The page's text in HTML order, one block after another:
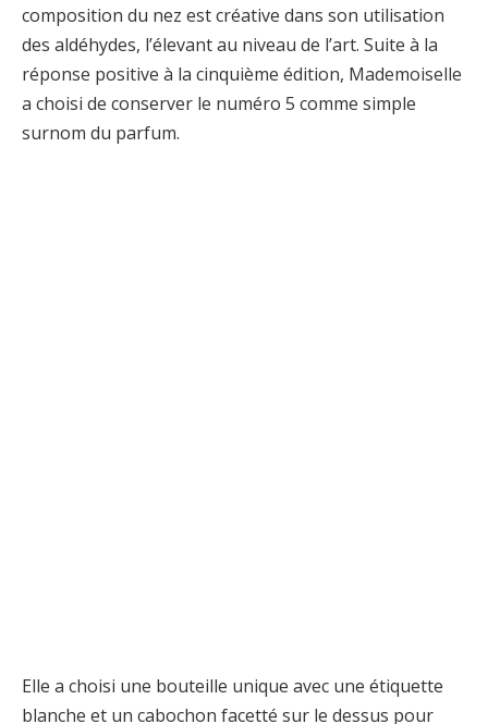
composition du nez est créative dans son utilisation
des aldéhydes, l’élevant au niveau de l’art. Suite à la
réponse positive à la cinquième édition, Mademoiselle
a choisi de conserver le numéro 5 comme simple
surnom du parfum.
Elle a choisi une bouteille unique avec une étiquette
blanche et un cabochon facetté sur le dessus pour